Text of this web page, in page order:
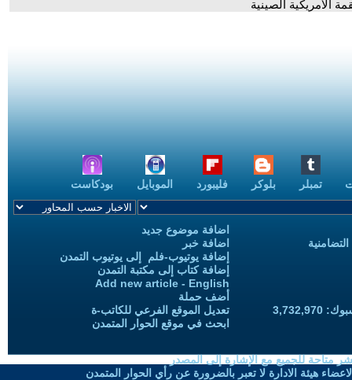
الأمريكية الصينية
تمبلر بلوكر فليبورد الموبايل بودكاست
اضافة موضوع جديد
اضافة خبر
إضافة يوتيوب-فلم إلى يوتيوب التمدن
إضافة كتاب إلى مكتبة التمدن
Add new article - English
أضف حملة
تعديل الموقع الفرعي للكاتب-ة
ابحث في موقع الحوار المتمدن
متاحة للجميع مع الإشارة إلى المصدر
هيئة الادارة لا تعبر بالضرورة عن رأي الحوار المتمدن